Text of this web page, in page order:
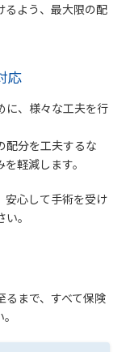
るよう、最大限の配
応
に、様々な工夫を行
配分を工夫するな
軽減します。
安心して手術を受け
。
るまで、すべて保険